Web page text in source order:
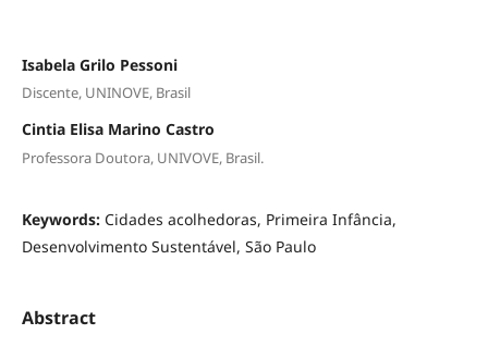
Isabela Grilo Pessoni
Discente, UNINOVE, Brasil
Cintia Elisa Marino Castro
Professora Doutora, UNIVOVE, Brasil.
Keywords: Cidades acolhedoras, Primeira Infância,
Desenvolvimento Sustentável, São Paulo
Abstract